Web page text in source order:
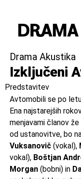
Drama Akustika
Izključeni
Predstavitev
Avtomobili se po
Ena najstarejših
menjavami članov
od ustanovitve, bo
Vuksanovič (vokal),
vokal), Boštjan
Morgan (bobni) in